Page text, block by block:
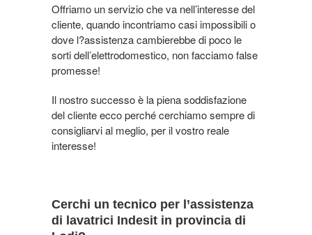
Offriamo un servizio che va nell’interesse del
cliente, quando incontriamo casi impossibili o
dove l?assistenza cambierebbe di poco le
sorti dell’elettrodomestico, non facciamo false
promesse!
Il nostro successo è la piena soddisfazione
del cliente ecco perché cerchiamo sempre di
consigliarvi al meglio, per il vostro reale
interesse!
Cerchi un tecnico per l’assistenza
di lavatrici Indesit in provincia di